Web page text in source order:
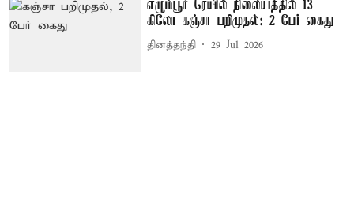
எழும்பூர் ரெயில் நிலையத்தில் 13
கிலோ கஞ்சா பறிமுதல்: 2 பேர் கைது
தினத்தந்தி 29 Jul 2026